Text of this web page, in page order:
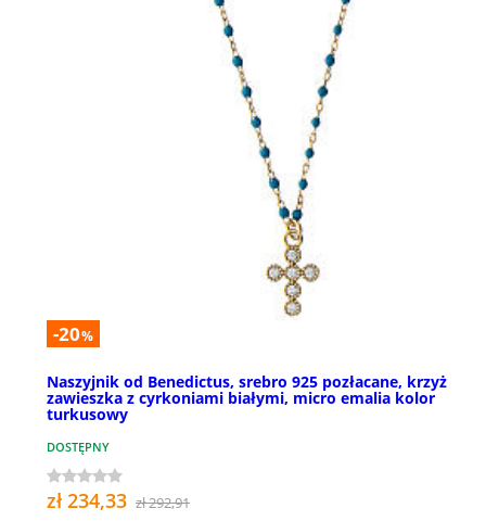
-20%
Naszyjnik od Benedictus, srebro 925 pozłacane, krzyż
zawieszka z cyrkoniami białymi, micro emalia kolor
turkusowy
DOSTĘPNY
zł 234,33 zł 292,91